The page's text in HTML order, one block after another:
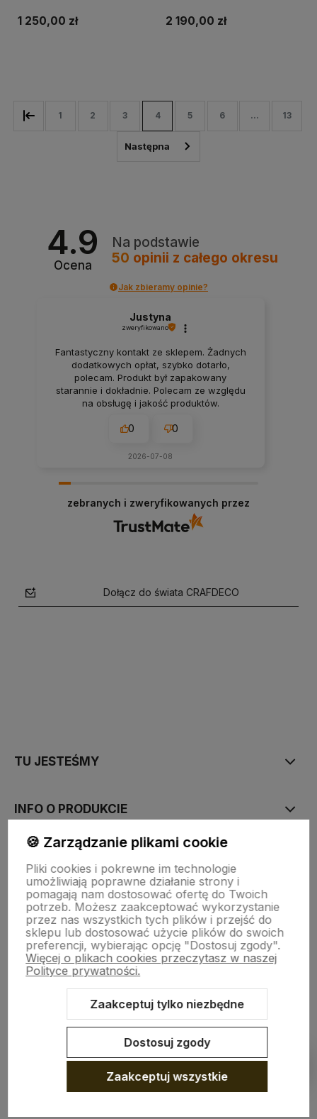
1 250,00 zł 2 190,00 zł
1 2 3 4 5 6 ... 13
4.9
Ocena
Na podstawie
50 opinii z całego okresu
Jak zbieramy opinie?
Justyna
zweryfikowano
Fantastyczny kontakt ze sklepem. Żadnych
dodatkowych opłat, szybko dotarło,
polecam. Produkt był zapakowany
starannie i dokładnie. Polecam ze względu
na obsługę i jakość produktów.
0 0
2026-07-08
zebranych i zweryfikowanych przez
Dołącz do świata CRAFDECO
TU JESTEŚMY
INFO O PRODUKCIE
CRAFDECO PRO
Sklep internetowy Shoper Premium
Szablon Shoper Modern 3.0™
🍪 Zarządzanie plikami cookie
Pliki cookies i pokrewne im technologie
umożliwiają poprawne działanie strony i
pomagają nam dostosować ofertę do Twoich
potrzeb. Możesz zaakceptować wykorzystanie
przez nas wszystkich tych plików i przejść do
sklepu lub dostosować użycie plików do swoich
preferencji, wybierając opcję "Dostosuj zgody".
Więcej o plikach cookies przeczytasz w naszej
Polityce prywatności.
Zaakceptuj tylko niezbędne
Dostosuj zgody
Zaakceptuj wszystkie